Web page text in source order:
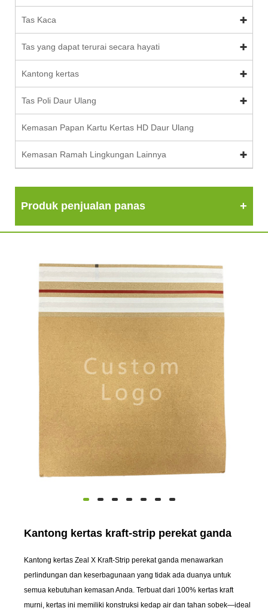
Tas Kaca
Tas yang dapat terurai secara hayati
Kantong kertas
Tas Poli Daur Ulang
Kemasan Papan Kartu Kertas HD Daur Ulang
Kemasan Ramah Lingkungan Lainnya
Produk penjualan panas
Kantong kertas kraft-strip perekat ganda
Kantong kertas Zeal X Kraft-Strip perekat ganda menawarkan
perlindungan dan keserbagunaan yang tidak ada duanya untuk
semua kebutuhan kemasan Anda. Terbuat dari 100% kertas kraft
murni, kertas ini memiliki konstruksi kedap air dan tahan sobek—ideal